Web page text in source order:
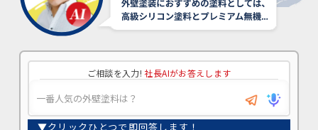
ご相談を入力! 社長AIがお答えします